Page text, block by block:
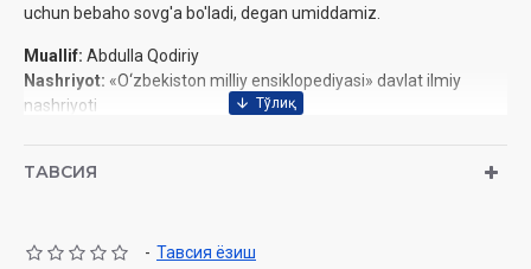
uchun bebaho sovg'a bo'ladi, degan umiddamiz.
Muallif: Abdulla Qodiriy
Nashriyot: «O‘zbekiston milliy ensiklopediyasi» davlat ilmiy
nashriyoti
ISBN:978-9943-07-652-5
ТАВСИЯ
- Тавсия ёзиш